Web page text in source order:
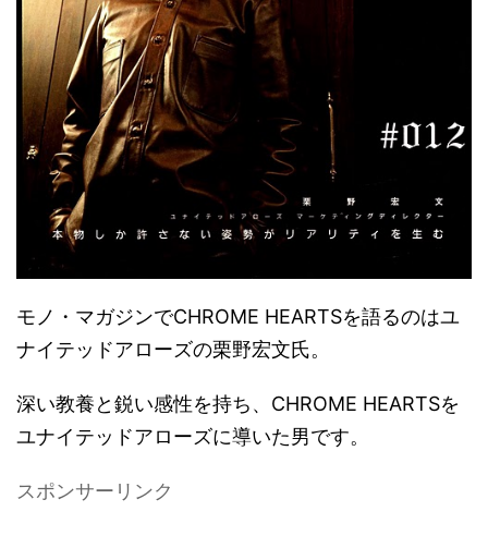
モノ・マガジンでCHROME HEARTSを語るのはユ
ナイテッドアローズの栗野宏文氏。
深い教養と鋭い感性を持ち、CHROME HEARTSを
ユナイテッドアローズに導いた男です。
スポンサーリンク